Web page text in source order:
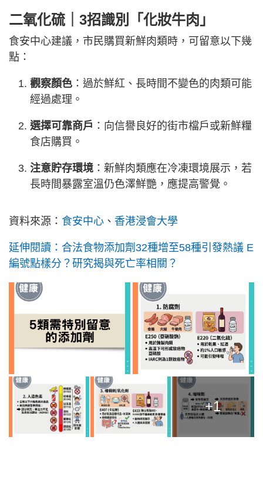
二氧化硫｜3招識別「化妝牛肉」
食安中心建議，市民購買新鮮肉類時，可留意以下幾
點：
觀察顏色 ：過於鮮紅、長時間不變色的肉類可能
經過處理。
選擇可靠商戶 ：向信譽良好的街市檔戶或新鮮糧
食店購買。
注意貯存環境 ：新鮮肉類應在冷凍環境展示，若
長時間暴露室溫仍色澤鮮艷，應提高警覺。
資料來源： 食安中心 、 香港浸會大學
延伸閱讀：合法食物添加劑32種增至58種引發熱議 E
編號點樣分？研究揭與死亡率相關？
+1